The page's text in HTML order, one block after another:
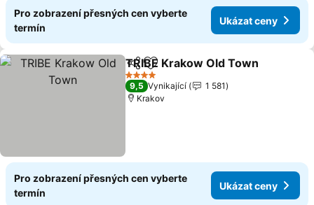
Pro zobrazení přesných cen vyberte
termín
Ukázat ceny
SdíletPřidat na seznam oblíbených
TRIBE Krakow Old Town
4 Počet hvězdiček
9,5 Vynikající
1 581
Krakov
Pro zobrazení přesných cen vyberte
termín
Ukázat ceny